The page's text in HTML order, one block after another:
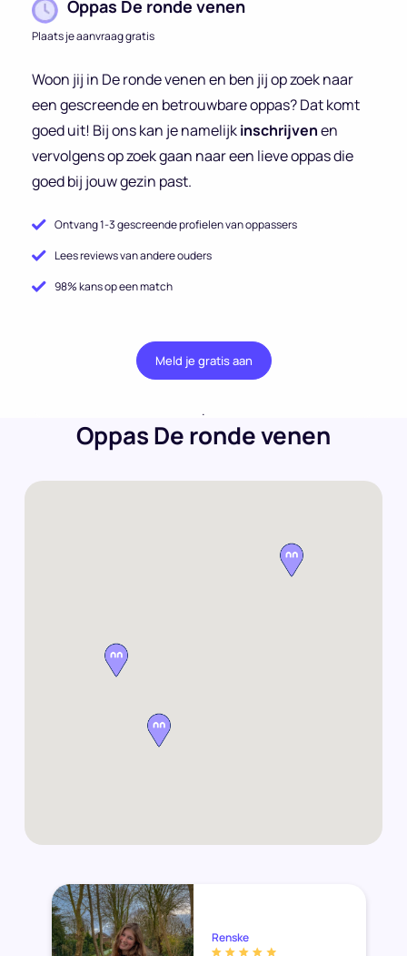
Oppas De ronde venen
Plaats je aanvraag gratis
Woon jij in De ronde venen en ben jij op zoek naar
een gescreende en betrouwbare oppas? Dat komt
goed uit! Bij ons kan je namelijkinschrijvenen
vervolgens op zoek gaan naar een lieve oppas die
goed bij jouw gezin past.
Ontvang 1-3 gescreende profielen van oppassers
Lees reviews van andere ouders
98% kans op een match
Meld je gratis aan
.
Oppas De ronde venen
Renske